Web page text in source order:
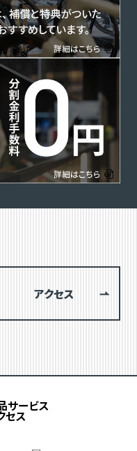
アクセス
サービス
セス